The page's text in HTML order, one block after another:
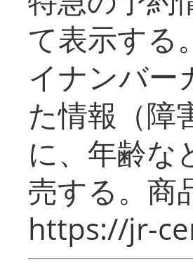
て表示する
イナンバー
た情報（障
に、年齢な
売する。商
https://jr-